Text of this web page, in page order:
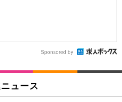
Sponsored by
ュース